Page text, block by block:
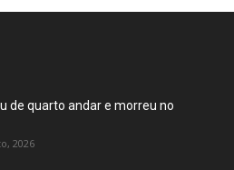
de quarto andar e morreu no
2026